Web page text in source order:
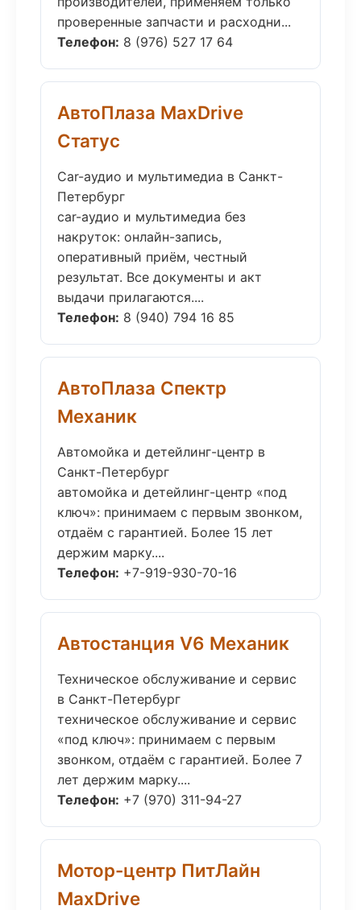
проверенные запчасти и расходни...
Телефон: 8 (976) 527 17 64
АвтоПлаза MaxDrive
Статус
Car-аудио и мультимедиа в Санкт-
Петербург
car-аудио и мультимедиа без
накруток: онлайн-запись,
оперативный приём, честный
результат. Все документы и акт
выдачи прилагаются....
Телефон: 8 (940) 794 16 85
АвтоПлаза Спектр
Механик
Автомойка и детейлинг-центр в
Санкт-Петербург
автомойка и детейлинг-центр «под
ключ»: принимаем с первым звонком,
отдаём с гарантией. Более 15 лет
держим марку....
Телефон: +7-919-930-70-16
Автостанция V6 Механик
Техническое обслуживание и сервис
в Санкт-Петербург
техническое обслуживание и сервис
«под ключ»: принимаем с первым
звонком, отдаём с гарантией. Более 7
лет держим марку....
Телефон: +7 (970) 311-94-27
Мотор-центр ПитЛайн
MaxDrive